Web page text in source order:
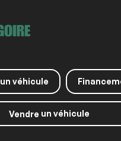
un véhicule
Vendre un véhicule